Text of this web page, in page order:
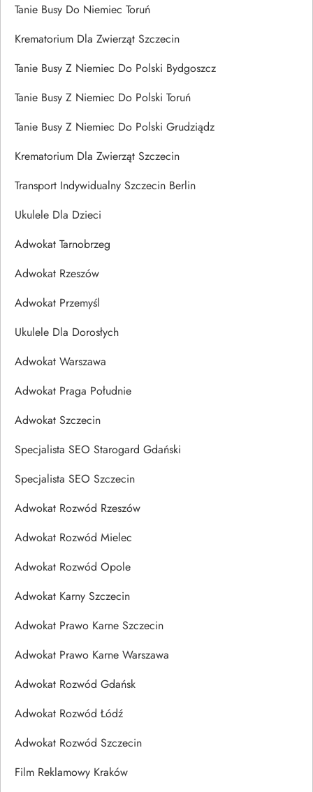
Tanie Busy Do Niemiec Toruń
Krematorium Dla Zwierząt Szczecin
Tanie Busy Z Niemiec Do Polski Bydgoszcz
Tanie Busy Z Niemiec Do Polski Toruń
Tanie Busy Z Niemiec Do Polski Grudziądz
Krematorium Dla Zwierząt Szczecin
Transport Indywidualny Szczecin Berlin
Ukulele Dla Dzieci
Adwokat Tarnobrzeg
Adwokat Rzeszów
Adwokat Przemyśl
Ukulele Dla Dorosłych
Adwokat Warszawa
Adwokat Praga Południe
Adwokat Szczecin
Specjalista SEO Starogard Gdański
Specjalista SEO Szczecin
Adwokat Rozwód Rzeszów
Adwokat Rozwód Mielec
Adwokat Rozwód Opole
Adwokat Karny Szczecin
Adwokat Prawo Karne Szczecin
Adwokat Prawo Karne Warszawa
Adwokat Rozwód Gdańsk
Adwokat Rozwód Łódź
Adwokat Rozwód Szczecin
Film Reklamowy Kraków